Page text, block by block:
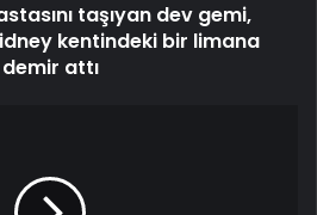
taşıyan dev gemi,
kentindeki bir limana
demir attı